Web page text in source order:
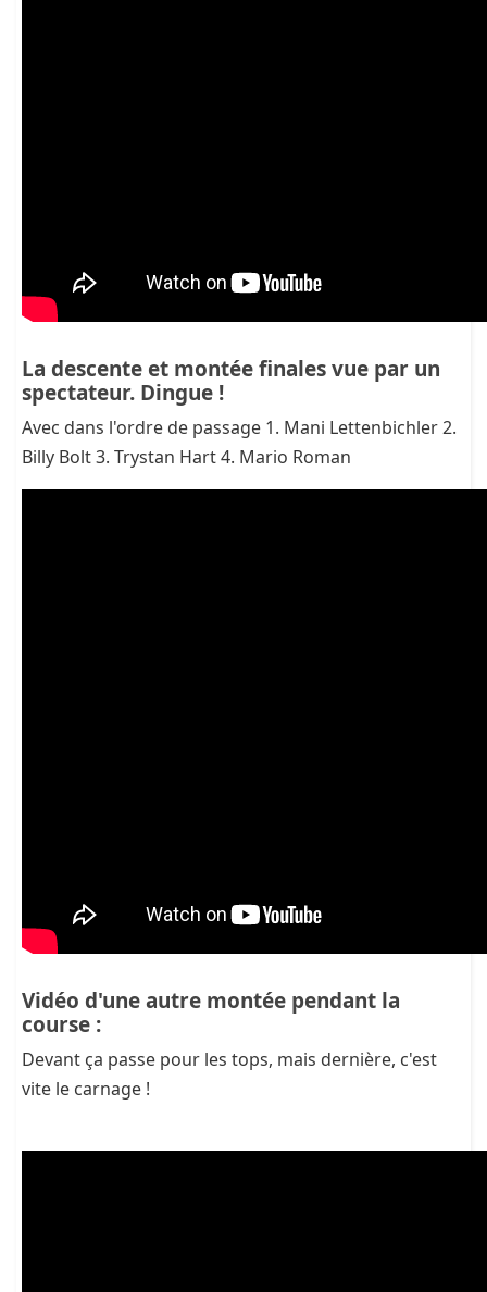
La descente et montée finales vue par un
spectateur. Dingue !
Avec dans l'ordre de passage 1. Mani Lettenbichler 2.
Billy Bolt 3. Trystan Hart 4. Mario Roman
Vidéo d'une autre montée pendant la
course :
Devant ça passe pour les tops, mais dernière, c'est
vite le carnage !